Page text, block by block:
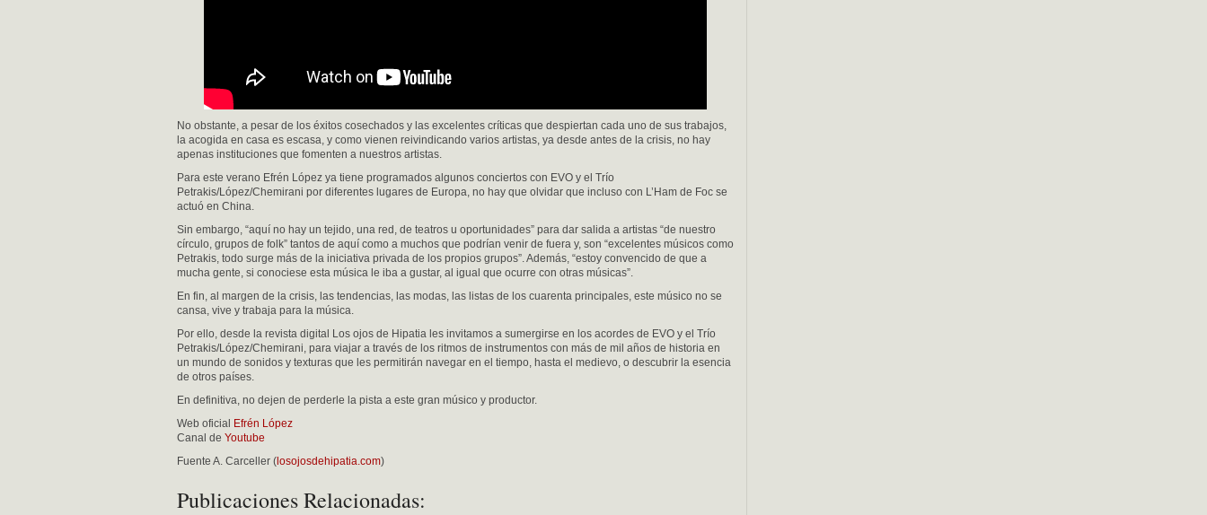
No obstante, a pesar de los éxitos cosechados y las excelentes críticas que despiertan cada uno de sus trabajos,
la acogida en casa es escasa, y como vienen reivindicando varios artistas, ya desde antes de la crisis, no hay
apenas instituciones que fomenten a nuestros artistas.
Para este verano Efrén López ya tiene programados algunos conciertos con EVO y el Trío
Petrakis/López/Chemirani por diferentes lugares de Europa, no hay que olvidar que incluso con L’Ham de Foc se
actuó en China.
Sin embargo, “aquí no hay un tejido, una red, de teatros u oportunidades” para dar salida a artistas “de nuestro
círculo, grupos de folk” tantos de aquí como a muchos que podrían venir de fuera y, son “excelentes músicos como
Petrakis, todo surge más de la iniciativa privada de los propios grupos”. Además, “estoy convencido de que a
mucha gente, si conociese esta música le iba a gustar, al igual que ocurre con otras músicas”.
En fin, al margen de la crisis, las tendencias, las modas, las listas de los cuarenta principales, este músico no se
cansa, vive y trabaja para la música.
Por ello, desde la revista digital Los ojos de Hipatia les invitamos a sumergirse en los acordes de EVO y el Trío
Petrakis/López/Chemirani, para viajar a través de los ritmos de instrumentos con más de mil años de historia en
un mundo de sonidos y texturas que les permitirán navegar en el tiempo, hasta el medievo, o descubrir la esencia
de otros países.
En definitiva, no dejen de perderle la pista a este gran músico y productor.
Web oficial Efrén López
Canal de Youtube
Fuente A. Carceller ( losojosdehipatia.com)
Publicaciones Relacionadas: